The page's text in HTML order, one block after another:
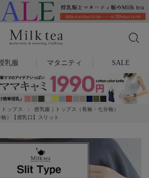
乳服 マタニティ SALE
ップス
授乳服｜トップス（長袖・七分袖）
）【授乳口】スリット